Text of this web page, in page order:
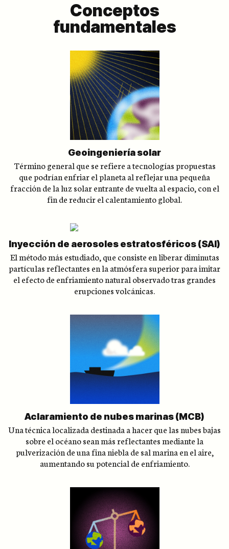
Conceptos
fundamentales
Geoingeniería solar
Término general que se refiere a tecnologías propuestas
que podrían enfriar el planeta al reflejar una pequeña
fracción de la luz solar entrante de vuelta al espacio, con el
fin de reducir el calentamiento global.
Inyección de aerosoles estratosféricos (SAI)
El método más estudiado, que consiste en liberar diminutas
partículas reflectantes en la atmósfera superior para imitar
el efecto de enfriamiento natural observado tras grandes
erupciones volcánicas.
Aclaramiento de nubes marinas (MCB)
Una técnica localizada destinada a hacer que las nubes bajas
sobre el océano sean más reflectantes mediante la
pulverización de una fina niebla de sal marina en el aire,
aumentando su potencial de enfriamiento.